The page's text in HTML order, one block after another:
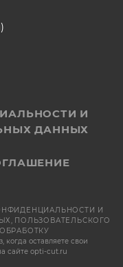
И
ДАННЫХ
И
, ПОЛЬЗОВАТЕЛЬСКОГО
когда оставляете свои
сайте opti-cut.ru